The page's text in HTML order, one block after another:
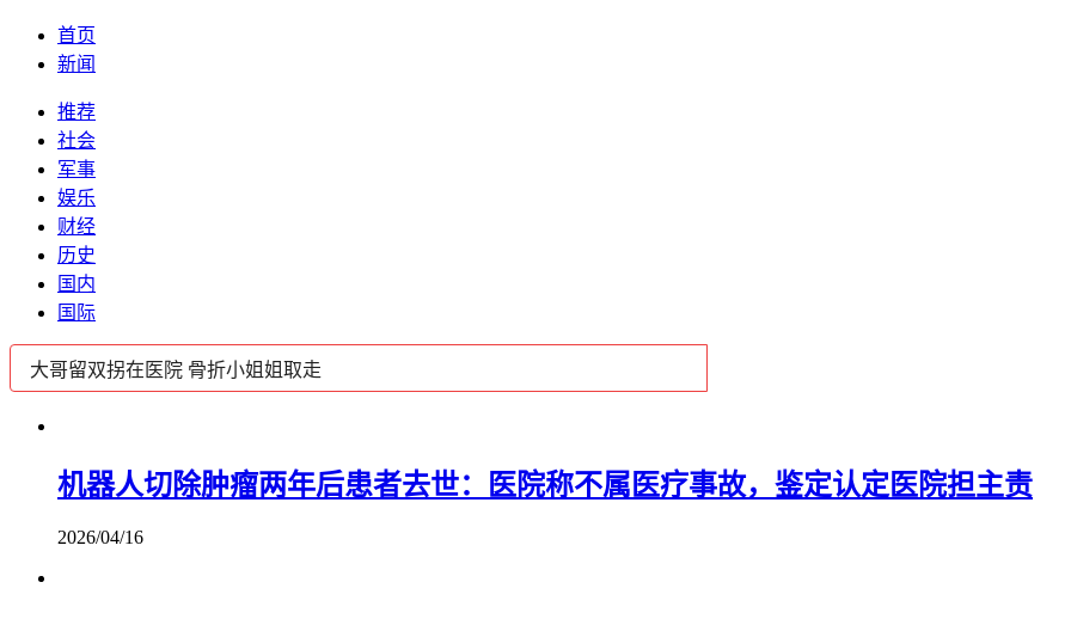
首页
新闻
推荐
社会
军事
娱乐
财经
历史
国内
国际
机器人切除肿瘤两年后患者去世：医院称不属医疗事故，鉴定认定医院担主责
2026/04/16